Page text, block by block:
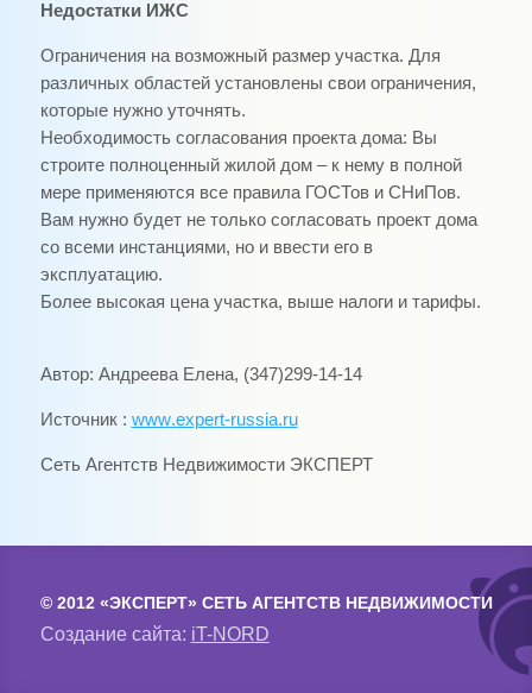
Недостатки ИЖС
Ограничения на возможный размер участка. Для
различных областей установлены свои ограничения,
которые нужно уточнять.
Необходимость согласования проекта дома: Вы
строите полноценный жилой дом – к нему в полной
мере применяются все правила ГОСТов и СНиПов.
Вам нужно будет не только согласовать проект дома
со всеми инстанциями, но и ввести его в
эксплуатацию.
Более высокая цена участка, выше налоги и тарифы.
Автор: Андреева Елена, (347)299-14-14
Источник : www.expert-russia.ru
Сеть Агентств Недвижимости ЭКСПЕРТ
© 2012 «ЭКСПЕРТ» СЕТЬ АГЕНТСТВ НЕДВИЖИМОСТИ
Создание сайта: iT-NORD